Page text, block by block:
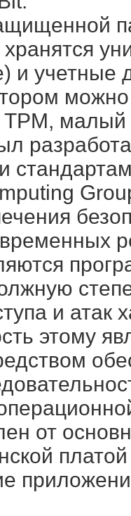
и
малый
и атак
этому
от